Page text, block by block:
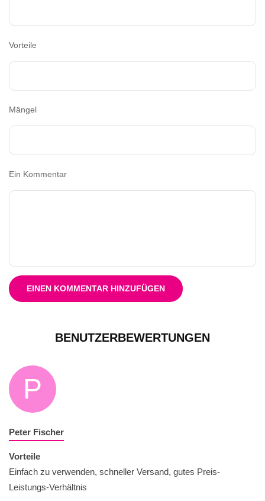
Vorteile
Mängel
Ein Kommentar
EINEN KOMMENTAR HINZUFÜGEN
BENUTZERBEWERTUNGEN
P
Peter Fischer
Vorteile
Einfach zu verwenden, schneller Versand, gutes Preis-
Leistungs-Verhältnis